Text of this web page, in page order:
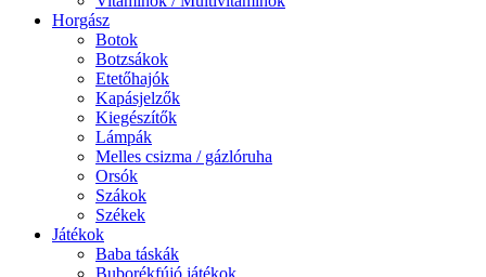
Horgász
Botok
Botzsákok
Etetőhajók
Kapásjelzők
Kiegészítők
Lámpák
Melles csizma / gázlóruha
Orsók
Szákok
Székek
Játékok
Baba táskák
Buborékfújó játékok